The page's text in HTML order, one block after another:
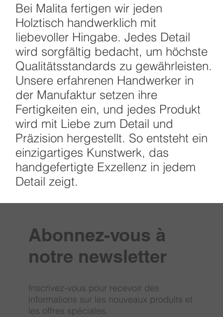
Bei Malita fertigen wir jeden
Holztisch handwerklich mit
liebevoller Hingabe. Jedes Detail
wird sorgfältig bedacht, um höchste
Qualitätsstandards zu gewährleisten.
Unsere erfahrenen Handwerker in
der Manufaktur setzen ihre
Fertigkeiten ein, und jedes Produkt
wird mit Liebe zum Detail und
Präzision hergestellt. So entsteht ein
einzigartiges Kunstwerk, das
handgefertigte Exzellenz in jedem
Detail zeigt.
Abonnez-vous à
notre newsletter
Inscrivez-vous pour recevoir des
informations sur les nouveaux produits et
les offres spéciales.